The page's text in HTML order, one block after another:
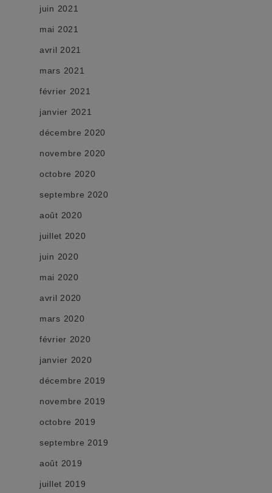
juin 2021
mai 2021
avril 2021
mars 2021
février 2021
janvier 2021
décembre 2020
novembre 2020
octobre 2020
septembre 2020
août 2020
juillet 2020
juin 2020
mai 2020
avril 2020
mars 2020
février 2020
janvier 2020
décembre 2019
novembre 2019
octobre 2019
septembre 2019
août 2019
juillet 2019